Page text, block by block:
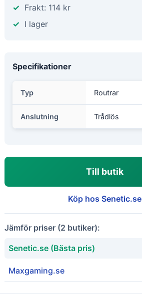
Frakt: 114 kr
I lager
Specifikationer
Typ Routrar
Anslutning Trådlös
Till butik
Köp hos Senetic.se
Jämför priser (2 butiker):
Senetic.se (Bästa pris)
Maxgaming.se